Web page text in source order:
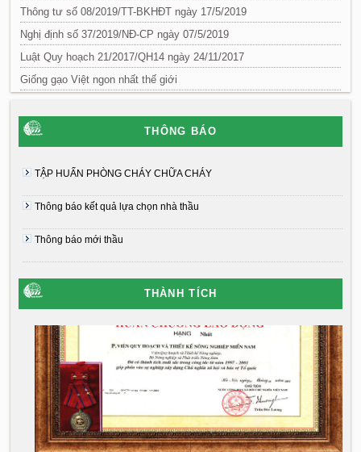
Thông tư số 08/2019/TT-BKHĐT ngày 17/5/2019
Nghị định số 37/2019/NĐ-CP ngày 07/5/2019
Luật Quy hoạch 21/2017/QH14 ngày 24/11/2017
Giống gạo Việt ngon nhất thế giới
THÔNG BÁO
TẬP HUẤN PHÒNG CHÁY CHỮA CHÁY
Thông báo kết quả lựa chọn nhà thầu
Thông báo mới thầu
THÀNH TÍCH